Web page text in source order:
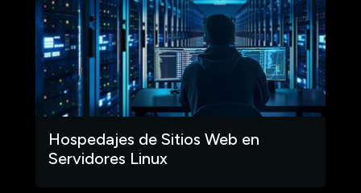
Hospedajes de Sitios Web en
Servidores Linux